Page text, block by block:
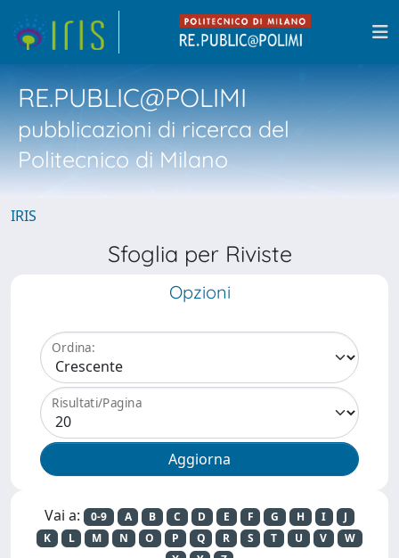
RE.PUBLIC@POLIMI
pubblicazioni di ricerca del
Politecnico di Milano
IRIS
Sfoglia per Riviste
Opzioni
Ordina:
Risultati/Pagina
Vai a: 0-9 A B C D E F G H I
J
K
L M N O P Q R S T U V
W